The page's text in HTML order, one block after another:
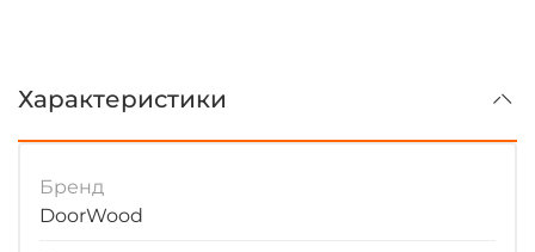
Характеристики
Бренд
DoorWood